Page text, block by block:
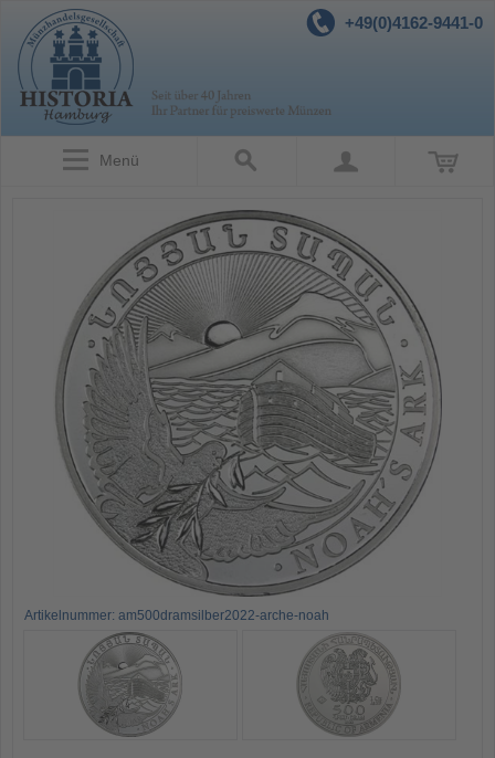
+49(0)4162-9441-0
Menü
Artikelnummer: am500dramsilber2022-arche-noah